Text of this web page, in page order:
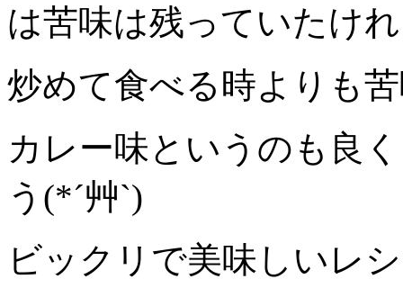
は苦味は残っていたけ
炒めて食べる時よりも
カレー味というのも良
う(*´艸`)
ビックリで美味しいレ